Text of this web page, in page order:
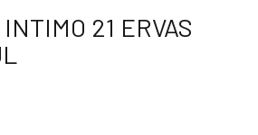
21 ERVAS